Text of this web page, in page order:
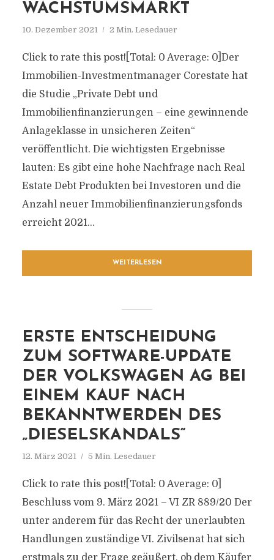
WACHSTUMSMARKT
10. Dezember 2021 2 Min. Lesedauer
Click to rate this post![Total: 0 Average: 0]Der
Immobilien-Investmentmanager Corestate hat
die Studie „Private Debt und
Immobilienfinanzierungen – eine gewinnende
Anlageklasse in unsicheren Zeiten“
veröffentlicht. Die wichtigsten Ergebnisse
lauten: Es gibt eine hohe Nachfrage nach Real
Estate Debt Produkten bei Investoren und die
Anzahl neuer Immobilienfinanzierungsfonds
erreicht 2021...
WEITERLESEN
ERSTE ENTSCHEIDUNG
ZUM SOFTWARE-UPDATE
DER VOLKSWAGEN AG BEI
EINEM KAUF NACH
BEKANNTWERDEN DES
„DIESELSKANDALS“
12. März 2021 5 Min. Lesedauer
Click to rate this post![Total: 0 Average: 0]
Beschluss vom 9. März 2021 – VI ZR 889/20 Der
unter anderem für das Recht der unerlaubten
Handlungen zuständige VI. Zivilsenat hat sich
erstmals zu der Frage geäußert, ob dem Käufer